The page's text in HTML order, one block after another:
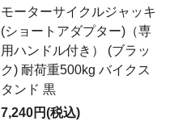
モーターサイクルジャッキ
(ショートアダプター)（専
用ハンドル付き） (ブラッ
ク) 耐荷重500kg バイクス
タンド 黒
7,240円(税込)